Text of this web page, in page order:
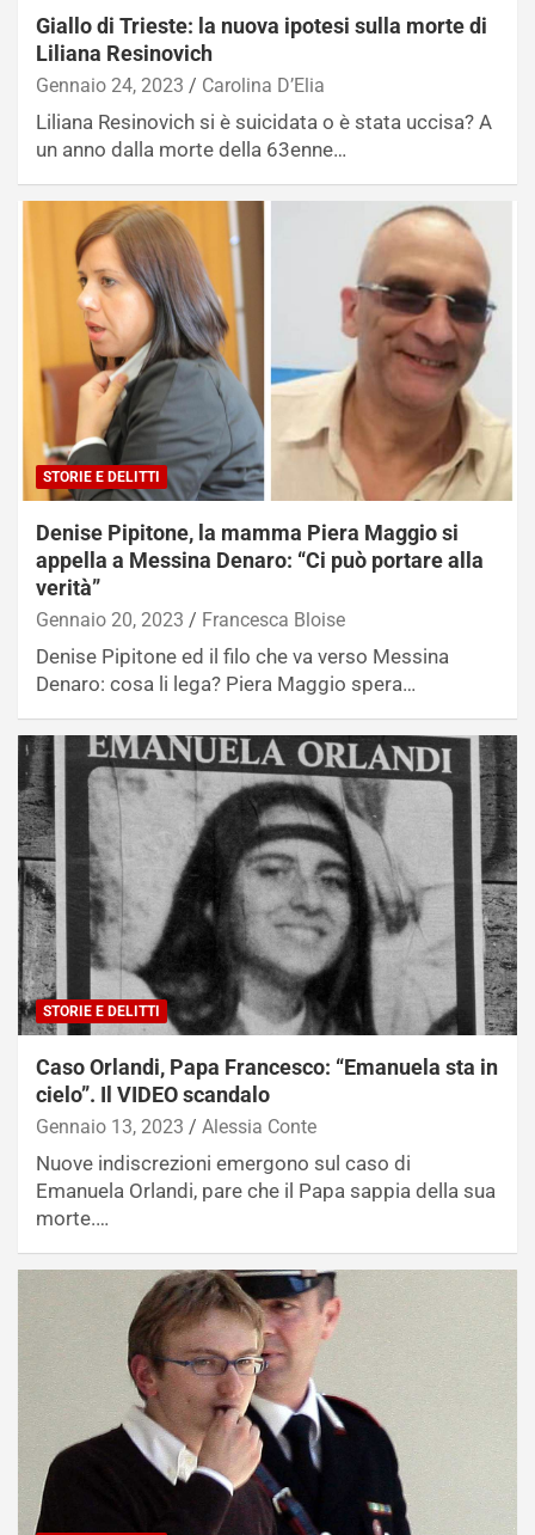
Giallo di Trieste: la nuova ipotesi sulla morte di
Liliana Resinovich
Gennaio 24, 2023 Carolina D’Elia
Liliana Resinovich si è suicidata o è stata uccisa? A
un anno dalla morte della 63enne…
STORIE E DELITTI
Denise Pipitone, la mamma Piera Maggio si
appella a Messina Denaro: “Ci può portare alla
verità”
Gennaio 20, 2023 Francesca Bloise
Denise Pipitone ed il filo che va verso Messina
Denaro: cosa li lega? Piera Maggio spera…
STORIE E DELITTI
Caso Orlandi, Papa Francesco: “Emanuela sta in
cielo”. Il VIDEO scandalo
Gennaio 13, 2023 Alessia Conte
Nuove indiscrezioni emergono sul caso di
Emanuela Orlandi, pare che il Papa sappia della sua
morte.…